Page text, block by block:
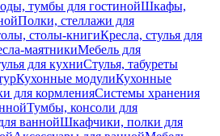
тумбы для гостинойШкафы,
Полки, стеллажи для
столы-книгиКресла, стулья для
маятникиМебель для
для кухниСтулья, табуреты
Кухонные модулиКухонные
для кормленияСистемы хранения
Тумбы, консоли для
ваннойШкафчики, полки для